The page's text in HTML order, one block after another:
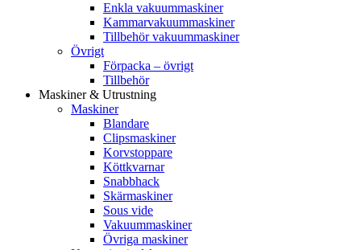
Enkla vakuummaskiner
Kammarvakuummaskiner
Tillbehör vakuummaskiner
Övrigt
Förpacka – övrigt
Tillbehör
Maskiner & Utrustning
Maskiner
Blandare
Clipsmaskiner
Korvstoppare
Köttkvarnar
Snabbhack
Skärmaskiner
Sous vide
Vakuummaskiner
Övriga maskiner